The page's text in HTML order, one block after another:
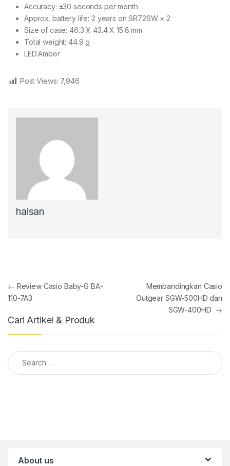
Accuracy: ±30 seconds per month
Approx. battery life: 2 years on SR726W × 2
Size of case: 46.3 X 43.4 X 15.8 mm
Total weight: 44.9 g
LED:Amber
Post Views: 7,946
haisan
Post navigation
← Review Casio Baby-G BA-
110-7A3
Membandingkan Casio
Outgear SGW-500HD dan
SGW-400HD →
Cari Artikel & Produk
Search for:
About us